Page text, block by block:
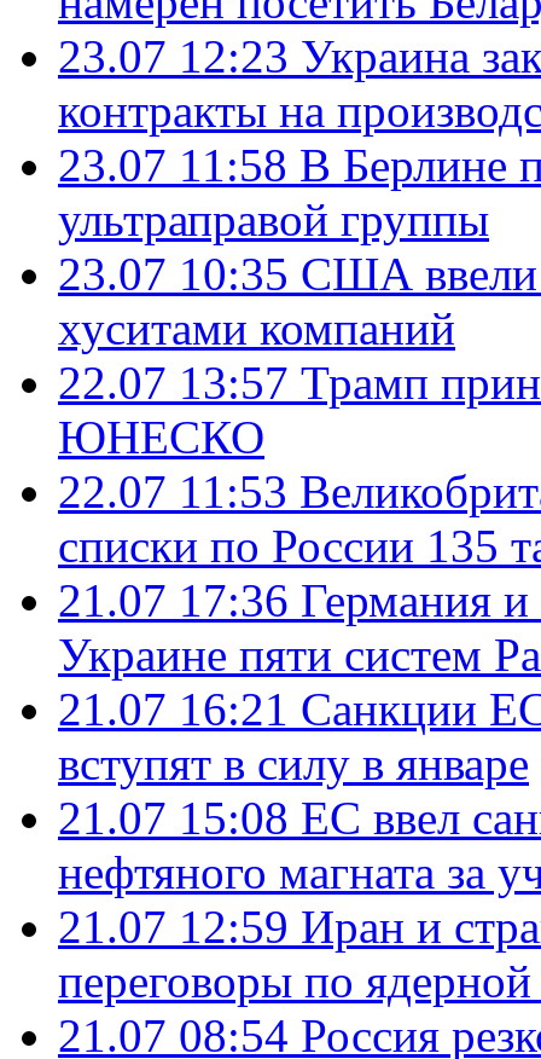
23.07 12:23 Украина
контракты на
23.07 11:58 В Берлине
ультраправой группы
23.07 10:35 США ввели
хуситами компаний
22.07 13:57 Трамп
ЮНЕСКО
22.07 11:53
списки по России 135
21.07 17:36 Германия
Украине пяти систем
21.07 16:21 Санкции
вступят в силу в январе
21.07 15:08 ЕС ввел
нефтяного магната за
21.07 12:59 Иран и
переговоры по
21.07 08:54 Россия